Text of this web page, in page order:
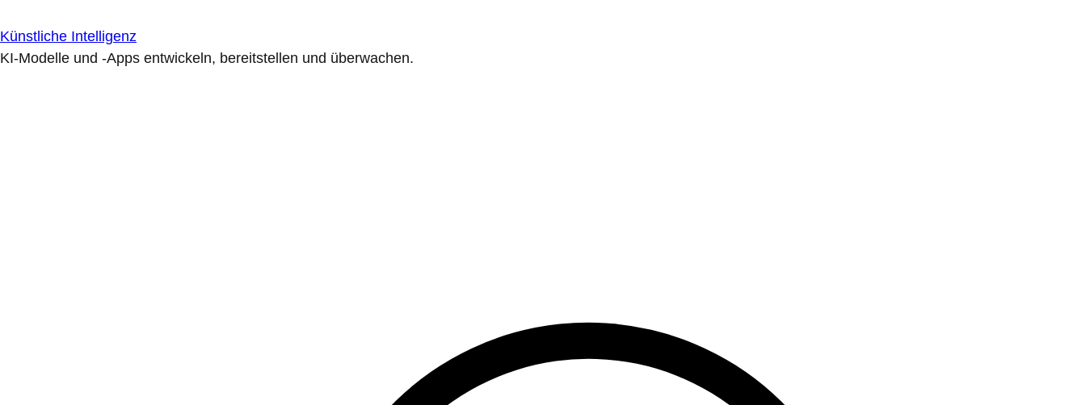
Künstliche Intelligenz
KI-Modelle und -Apps entwickeln, bereitstellen und überwachen.